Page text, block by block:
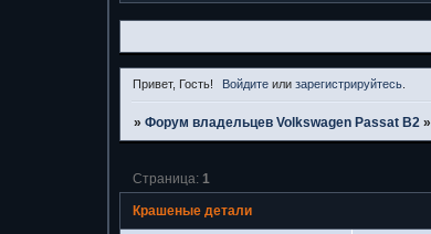
Привет, Гость! Войдите илизарегистрируйтесь.
» Форум владельцев Volkswagen Passat B2 »
Крашеные детали
Страница: 1